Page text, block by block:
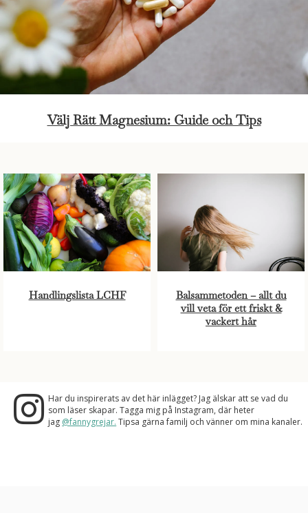
Välj Rätt Magnesium: Guide och Tips
Handlingslista LCHF
Balsammetoden – allt du
vill veta för ett friskt &
vackert hår
Har du inspirerats av det här inlägget? Jag älskar att se vad du
som läser skapar. Tagga mig på Instagram, där heter
jag @fannygrejar. Tipsa gärna familj och vänner om mina kanaler.